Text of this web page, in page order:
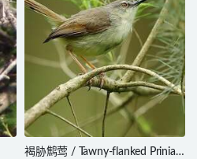
褐胁鹪莺 / Tawny-flanked Prinia /